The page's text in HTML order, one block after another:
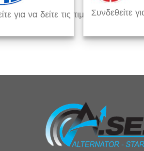
για να δείτε τις τιμέςΣυνδεθείτε